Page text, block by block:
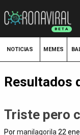
NOTICIAS MEMES
Resultados
Triste pero
Pormanilagorila 22